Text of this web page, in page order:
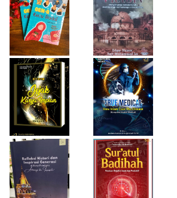
Isty Daiyah
Jejak Karya Impian
Firda Umayah
True Medical,
Bukan Sekadar
Buku Medis
Desi Wulan Sari
Refleksi Histori
dan Inspirasi
Generasi di Masa
Pandemi
“Achieving the
Impossible”
Firda Umayah
Sur'atul Badihah,
Panduan Berpikir
Cepat dan
Produktif